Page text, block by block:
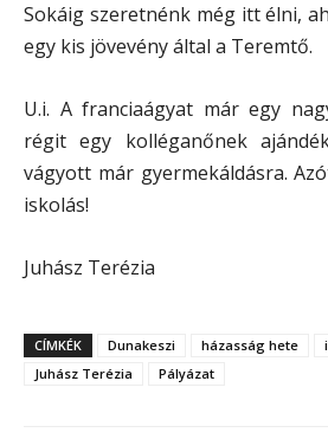
Sokáig szeretnénk még itt élni,
egy kis jövevény által a Teremtő.
U.i. A franciaágyat már egy
régit egy kolléganőnek
vágyott már gyermekáldásra.
iskolás!
Juhász Terézia
CÍMKÉK Dunakeszi házasság hete
Juhász Terézia
Pályázat